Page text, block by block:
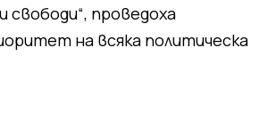
проведоха
на всяка политическа